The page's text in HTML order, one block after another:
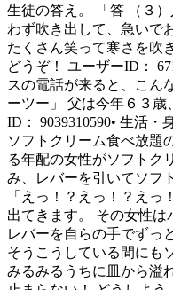
生徒の答え。 「答 （３
わず吹き出して、急いで
たくさん笑って寒さを吹
どうぞ！ ユーザーID：
スの電話が来ると、こん
ーツー」 父は今年６３
ID： 9039310590• 生活
ソフトクリーム食べ放題
る年配の女性がソフトク
み、レバーを引いてソフ
「えっ！？えっ！？え
出てきます。 その女性は
レバーを自らの手でずっ
そうこうしている間にも
みるみるうちに皿から溢